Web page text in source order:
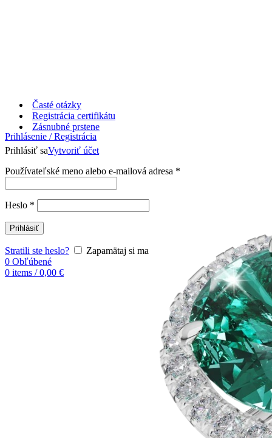
Časté otázky
Registrácia certifikátu
Prihlásenie / Registrácia
Prihlásiť saVytvoriť účet
Používateľské meno alebo e-mailová adresa *
Heslo *
Prihlásiť
Stratili ste heslo?
Zapamätaj si ma
0 Obľúbené
0 items / 0,00 €
Zásnubné prstene